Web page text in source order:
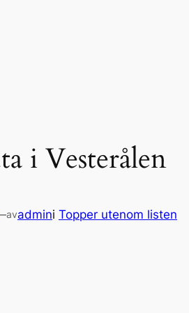
i Vesterålen
avadmini Topper utenom listen